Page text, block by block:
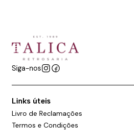
Siga-nos
Links úteis
Livro de Reclamações
Termos e Condições